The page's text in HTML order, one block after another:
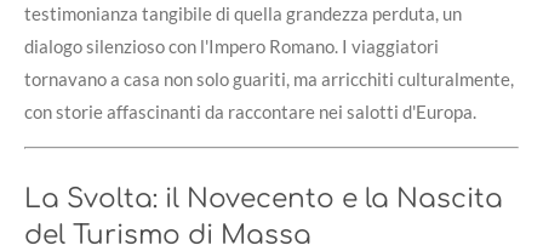
testimonianza tangibile di quella grandezza perduta, un
dialogo silenzioso con l'Impero Romano. I viaggiatori
tornavano a casa non solo guariti, ma arricchiti culturalmente,
con storie affascinanti da raccontare nei salotti d'Europa.
La Svolta: il Novecento e la Nascita
del Turismo di Massa